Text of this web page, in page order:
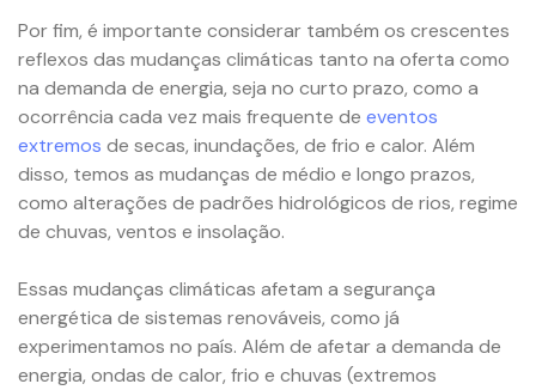
Por fim, é importante considerar também os crescentes
reflexos das mudanças climáticas tanto na oferta como
na demanda de energia, seja no curto prazo, como a
ocorrência cada vez mais frequente de eventos
extremos de secas, inundações, de frio e calor. Além
disso, temos as mudanças de médio e longo prazos,
como alterações de padrões hidrológicos de rios, regime
de chuvas, ventos e insolação.
Essas mudanças climáticas afetam a segurança
energética de sistemas renováveis, como já
experimentamos no país. Além de afetar a demanda de
energia, ondas de calor, frio e chuvas (extremos